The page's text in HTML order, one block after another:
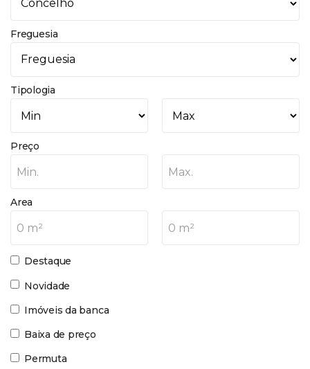
Freguesia
Tipologia
Preço
Min. Max.
Area
0 m² 0 m²
Destaque
Novidade
Imóveis da banca
Baixa de preço
Permuta